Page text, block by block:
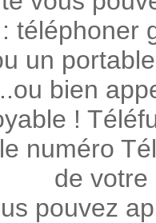
téléphoner
un
bien
!
numéro
de votre
pouvez